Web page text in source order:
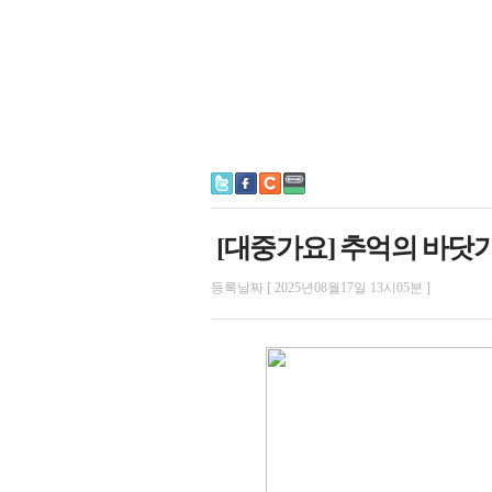
[대중가요] 추억의 바닷
등록날짜 [ 2025년08월17일 13시05분 ]